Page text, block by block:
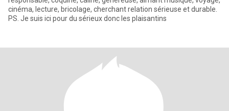
cinéma, lecture, bricolage, cherchant relation sérieuse et durable.
PS. Je suis ici pour du sérieux donc les plaisantins